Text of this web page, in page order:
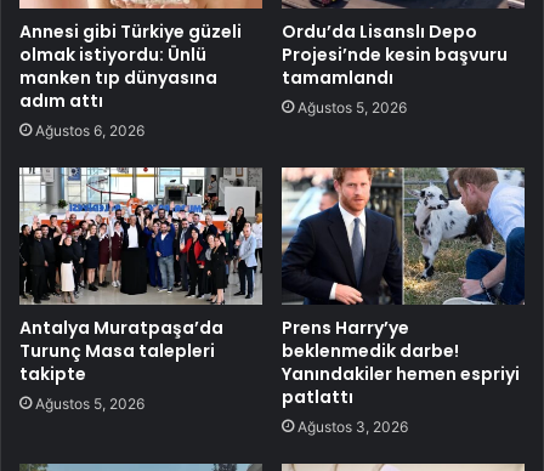
Annesi gibi Türkiye güzeli
olmak istiyordu: Ünlü
manken tıp dünyasına
adım attı
Ağustos 6, 2026
Ordu’da Lisanslı Depo
Projesi’nde kesin başvuru
tamamlandı
Ağustos 5, 2026
Antalya Muratpaşa’da
Turunç Masa talepleri
takipte
Ağustos 5, 2026
Prens Harry’ye
beklenmedik darbe!
Yanındakiler hemen espriyi
patlattı
Ağustos 3, 2026